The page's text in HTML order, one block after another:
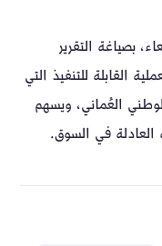
بصياغة التقرير
القابلة للتنفيذ التي
العُماني، ويسهم
العادلة في السوق.